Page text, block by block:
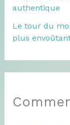
authentique
Le tour du
plus